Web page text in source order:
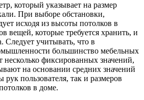
который указывает на размер
При выборе обстановки,
исходя из высоты потолков в
вещей, которые требуется хранить, и
Следует учитывать, что в
большинство мебельных
несколько фиксированных значений,
на основании средних значений
рук пользователя, так и размеров
в доме.